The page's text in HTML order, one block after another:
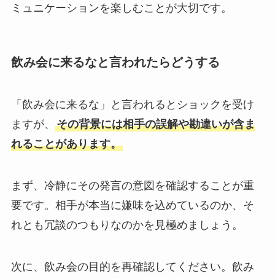
ミュニケーションを楽しむことが大切です。
飲み会に来るなと言われたらどうする
「飲み会に来るな」と言われるとショックを受け
ますが、 その背景には相手の誤解や勘違いが含ま
れることがあります。
まず、冷静にその発言の意図を確認することが重
要です。相手が本当に嫌味を込めているのか、そ
れとも冗談のつもりなのかを見極めましょう。
次に、飲み会の目的を再確認してください。飲み